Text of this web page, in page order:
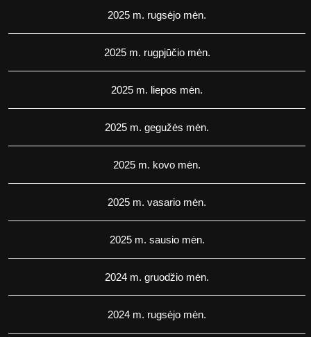
2025 m. rugsėjo mėn.
2025 m. rugpjūčio mėn.
2025 m. liepos mėn.
2025 m. gegužės mėn.
2025 m. kovo mėn.
2025 m. vasario mėn.
2025 m. sausio mėn.
2024 m. gruodžio mėn.
2024 m. rugsėjo mėn.